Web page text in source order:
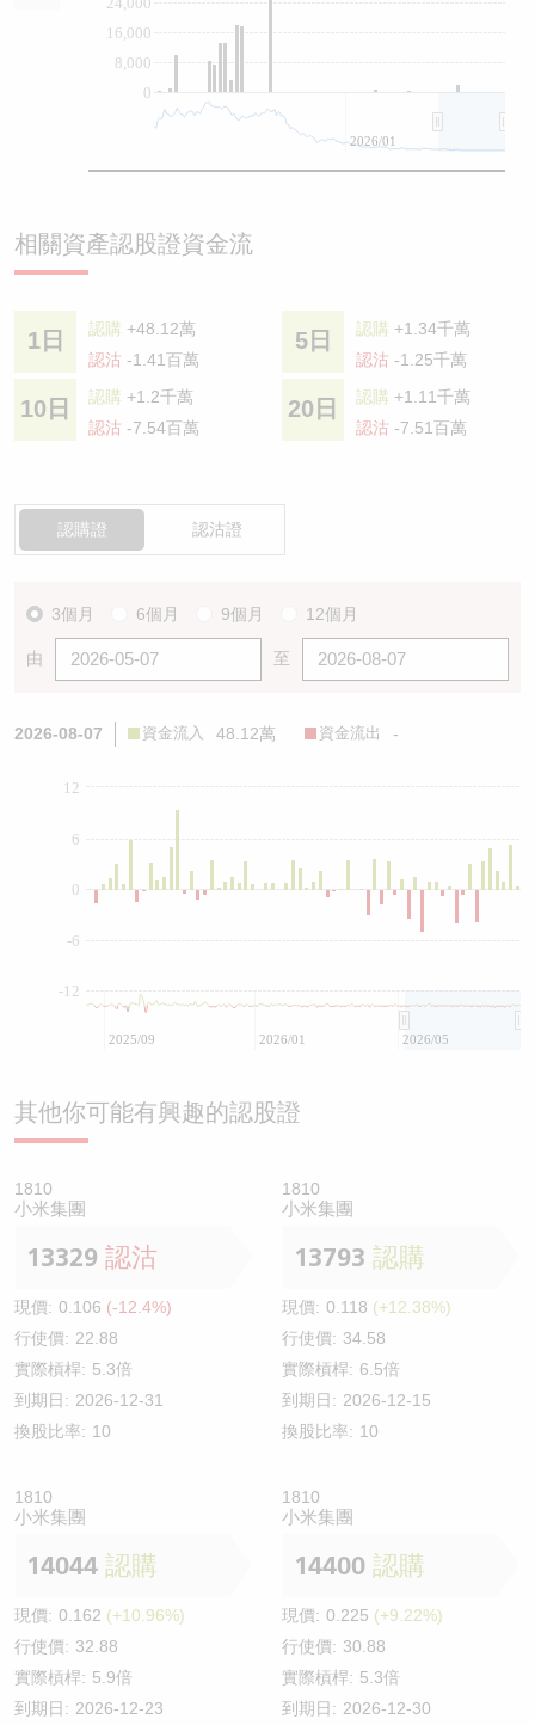
0
8,000
16,000
2026/01
相關資產認股證資金流
1日 認購 +48.12萬
認沽 -1.41百萬
5日 認購 +1.34千萬
認沽 -1.25千萬
10日 認購 +1.2千萬
認沽 -7.54百萬
20日 認購 +1.11千萬
認沽 -7.51百萬
認購證 認沽證
3個月 6個月 9個月 12個月
由 至
2026-08-07 資金流入 48.12萬 資金流出 -
0
-12
-6
6
12
2025/09 2026/01 2026/05
其他你可能有興趣的認股證
1810
小米集團
13329 認沽
現價: 0.106 (-12.4%)
行使價: 22.88
實際槓桿: 5.3倍
到期日: 2026-12-31
換股比率: 10
1810
小米集團
13793 認購
現價: 0.118 (+12.38%)
行使價: 34.58
實際槓桿: 6.5倍
到期日: 2026-12-15
換股比率: 10
1810
小米集團
14044 認購
現價: 0.162 (+10.96%)
行使價: 32.88
實際槓桿: 5.9倍
到期日: 2026-12-23
1810
小米集團
14400 認購
現價: 0.225 (+9.22%)
行使價: 30.88
實際槓桿: 5.3倍
到期日: 2026-12-30